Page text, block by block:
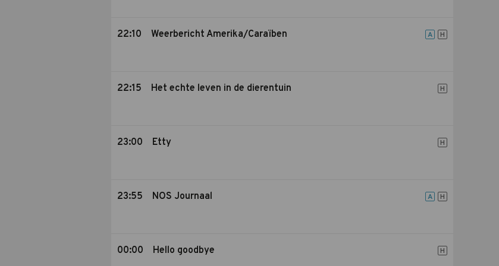
22:10 Weerbericht Amerika/Caraïben A H
22:15 Het echte leven in de dierentuin H
23:00 Etty H
23:55 NOS Journaal A H
00:00 Hello goodbye H